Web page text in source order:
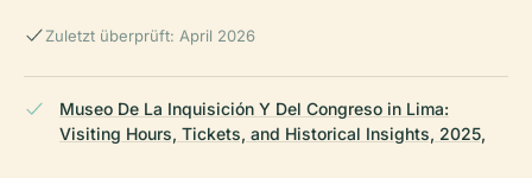
Zuletzt überprüft: April 2026
Museo De La Inquisición Y Del Congreso in Lima:
Visiting Hours, Tickets, and Historical Insights, 2025,